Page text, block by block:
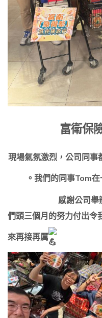
富衛保
現場氣氛激烈，公司同事
。我們的同事Tom
感謝公司舉辦的精
們頭三個月的努力付出令
來再接再厲